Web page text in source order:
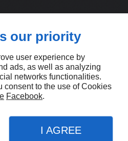
nous
légales
du site
our priority
user experience by
ads, as well as analyzing
networks functionalities.
consent to the use of Cookies
Facebook.
I AGREE